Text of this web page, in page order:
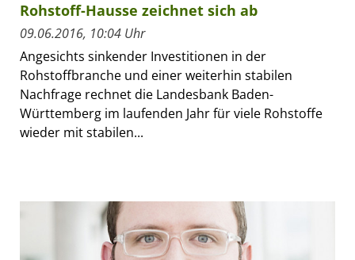
Rohstoff-Hausse zeichnet sich ab
09.06.2016, 10:04 Uhr
Angesichts sinkender Investitionen in der
Rohstoffbranche und einer weiterhin stabilen
Nachfrage rechnet die Landesbank Baden-
Württemberg im laufenden Jahr für viele Rohstoffe
wieder mit stabilen...